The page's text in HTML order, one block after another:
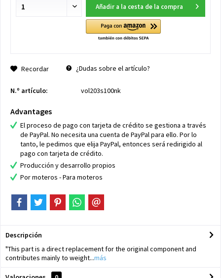
Añadir a la cesta de la compra
Recordar ¿Dudas sobre el artículo?
N.º artículo: vol203s100nk
Advantages
El proceso de pago con tarjeta de crédito se gestiona a través
de PayPal. No necesita una cuenta de PayPal para ello. Por lo
tanto, le pedimos que elija PayPal, entonces será redirigido al
pago con tarjeta de crédito.
Producción y desarrollo propios
Por moteros - Para moteros
Descripción
"This part is a direct replacement for the original component and
contributes mainly to weight...más